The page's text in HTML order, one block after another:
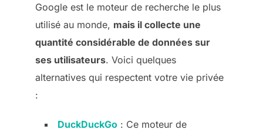
Google est le moteur de recherche le plus
utilisé au monde, mais il collecte une
quantité considérable de données sur
ses utilisateurs. Voici quelques
alternatives qui respectent votre vie privée
:
DuckDuckGo : Ce moteur de